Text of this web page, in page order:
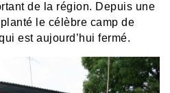
de la région. Depuis une
le célèbre camp de
est aujourd’hui fermé.